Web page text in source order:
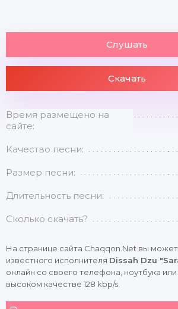
Слушать
Скачать
Время размещено на
сайте:
Качество песни:
Размер песни:
Длительность песни:
Сколько скачать?
На странице сайта Chaqqon.Net вы
известного исполнителя Dissah Dzu
онлайн со своего телефона, ноутбука
высоком качестве 128 kbp/s.